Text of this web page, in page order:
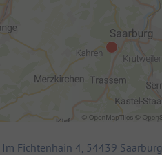
Im Fichtenhain 4, 54439 Saarburg,